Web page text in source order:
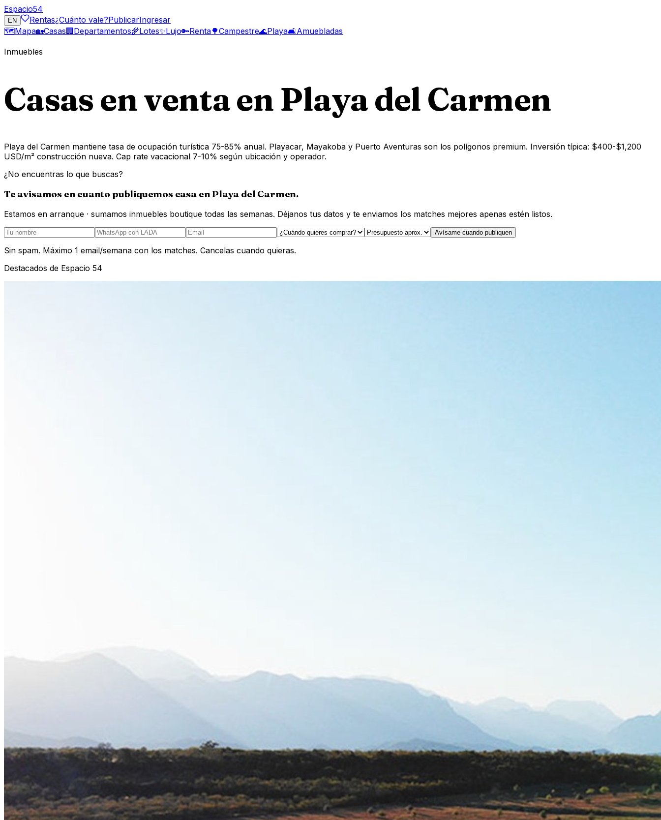
Espacio54
EN Rentas¿Cuánto vale?PublicarIngresar
🗺️Mapa🏡Casas 🏢 Departamentos🌾Lotes✨Lujo🔑Renta🌳Campestre🌊Playa🛋️Amuebladas
Inmuebles
Casas en venta en Playa del Carmen
Playa del Carmen mantiene tasa de ocupación turística 75-85% anual. Playacar, Mayakoba y Puerto Aventuras son los polígonos premium. Inversión típica: $400-$1,200
USD/m² construcción nueva. Cap rate vacacional 7-10% según ubicación y operador.
¿No encuentras lo que buscas?
Te avisamos en cuanto publiquemos casaen Playa del Carmen.
Estamos en arranque · sumamos inmuebles boutique todas las semanas. Déjanos tus datos y te enviamos los matches mejores apenas estén listos.
Avísame cuando publiquen
Sin spam. Máximo 1 email/semana con los matches. Cancelas cuando quieras.
Destacados de Espacio 54